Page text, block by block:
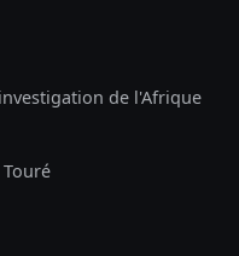
de l'Afrique